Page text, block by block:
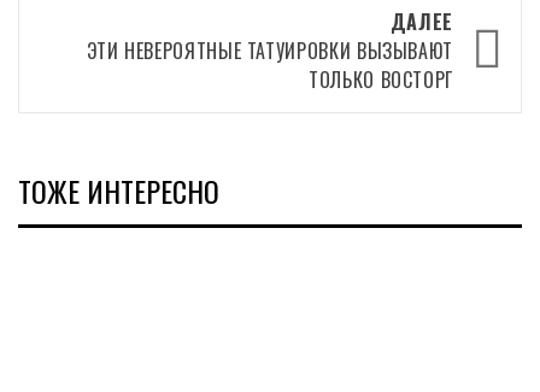
ДАЛЕЕ
ЭТИ НЕВЕРОЯТНЫЕ ТАТУИРОВКИ ВЫЗЫВАЮТ
ТОЛЬКО ВОСТОРГ
ТОЖЕ ИНТЕРЕСНО